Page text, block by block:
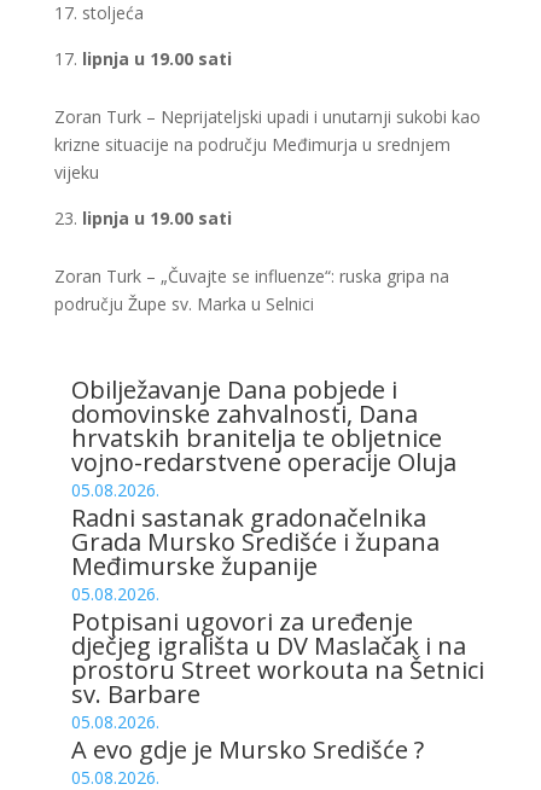
17. stoljeća
lipnja u 19.00 sati
Zoran Turk – Neprijateljski upadi i unutarnji sukobi kao
krizne situacije na području Međimurja u srednjem
vijeku
lipnja u 19.00 sati
Zoran Turk – „Čuvajte se influenze“: ruska gripa na
području Župe sv. Marka u Selnici
Obilježavanje Dana pobjede i
domovinske zahvalnosti, Dana
hrvatskih branitelja te obljetnice
vojno-redarstvene operacije Oluja
05.08.2026.
Radni sastanak gradonačelnika
Grada Mursko Središće i župana
Međimurske županije
05.08.2026.
Potpisani ugovori za uređenje
dječjeg igrališta u DV Maslačak i na
prostoru Street workouta na Šetnici
sv. Barbare
05.08.2026.
A evo gdje je Mursko Središće ?
05.08.2026.